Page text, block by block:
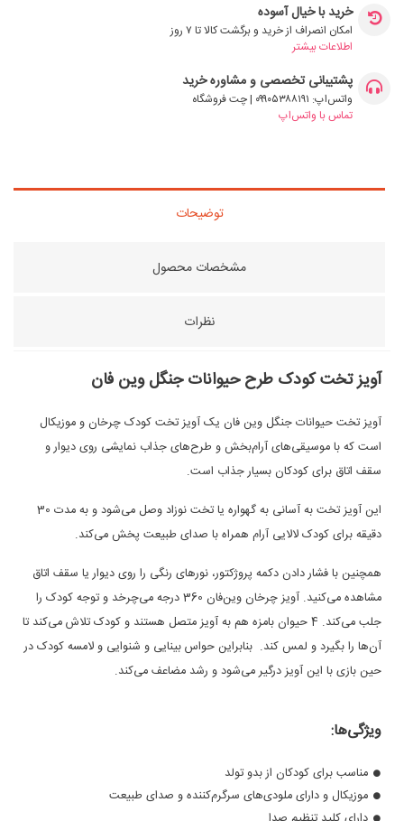
خرید با خیال آسوده
امکان انصراف از خرید و برگشت کالا تا ۷ روز
اطلاعات بیشتر
پشتیبانی تخصصی و مشاوره خرید
واتس‌اپ: ۰۹۹۰۵۳۸۸۱۹۱ | چت فروشگاه
تماس با واتس‌اپ
توضیحات
مشخصات محصول
نظرات
آویز تخت کودک طرح حیوانات جنگل وین فان
آویز تخت حیوانات جنگل وین فان یک آویز تخت کودک چرخان و موزیکال
است که با موسیقی‌‌های آرام‌بخش و طرح‌های جذاب نمایشی روی دیوار و
سقف اتاق برای کودکان بسیار جذاب است.
این آویز تخت به آسانی به گهواره یا تخت نوزاد وصل می‌شود و به مدت 30
دقیقه برای کودک لالایی آرام همراه با صدای طبیعت پخش می‌کند.
همچنین با فشار دادن دکمه پروژکتور، نورهای رنگی را روی دیوار یا سقف اتاق
مشاهده می‌کنید. آویز چرخان وین‌فان 360 درجه می‌چرخد و توجه کودک را
جلب می‌کند. 4 حیوان بامزه هم به آویز متصل هستند و کودک تلاش می‌کند تا
آن‌ها را بگیرد و لمس کند. بنابراین حواس بینایی و شنوایی و لامسه کودک در
حین بازی با این آویز درگیر می‌شود و رشد مضاعف می‌کند.
ویژگی‌ها:
مناسب برای کودکان از بدو تولد
موزیکال و دارای ملودی‌های سرگرم‌کننده و صدای طبیعت